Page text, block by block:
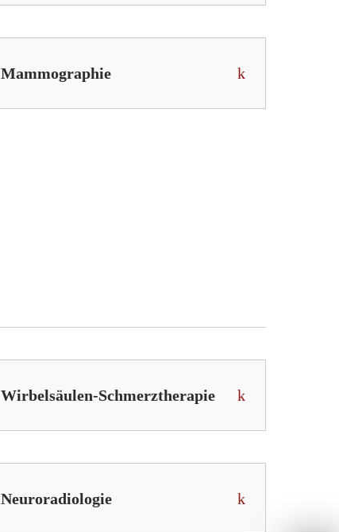
Mammographie
Wirbelsäulen-Schmerztherapie
Neuroradiologie